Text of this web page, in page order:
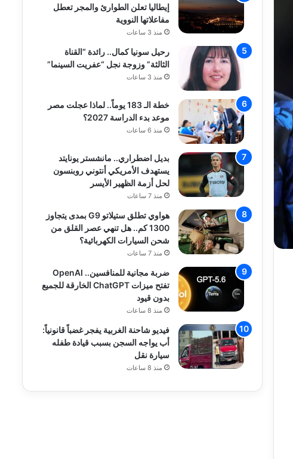
إيطاليا تعلن الطوارئ والمجر تعطل
مفاعلاتها النووية
منذ 3 ساعات
رحيل سونيا كمال.. رائدة “القناة
الثالثة” وزوجة نجل “عفريت السينما”
منذ 3 ساعات
خطة الـ 183 يوماً.. لماذا عجلت مصر
موعد بدء الدراسة 2027؟
منذ 6 ساعات
بديل اضطراري.. مانشستر يونايتد
يستهدف الأمريكي أنتوني روبنسون
لحل أزمة الظهير الأيسر
منذ 7 ساعات
هواوي تطلق ستيلاتو G9 بمدى يتجاوز
1300 كم.. هل تنهي عصر القلق من
شحن السيارات الكهربائية؟
منذ 7 ساعات
ضربة مجانية للمنافسين.. OpenAI
تفتح ميزات ChatGPT الخارقة للجميع
بدون قيود
منذ 8 ساعات
فيديو شاحنة الغربية يفجر غضباً قانونياً:
أب يواجه السجن بسبب قيادة طفله
سيارة نقل
منذ 8 ساعات